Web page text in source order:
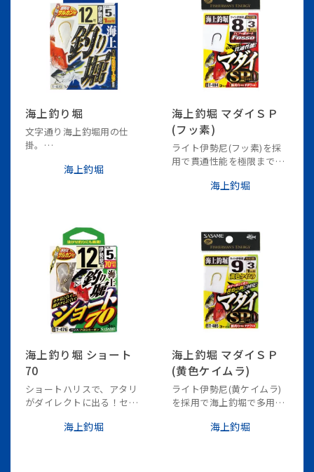
海上釣り堀
文字通り海上釣堀用の仕
掛。
海上釣堀
海上釣堀 マダイＳＰ
(フッ素)
ライト伊勢尼(フッ素)を採
用で貫通性能を極限まで向
チチワ仕様で自然に馴染
使える仕様となっておりま
海上釣堀
海上釣り堀 ショート
70
ショートハリスで、アタリ
がダイレクトに出る！セッ
海上釣堀
海上釣堀 マダイＳＰ
(黄色ケイムラ)
ライト伊勢尼(黄ケイムラ)
を採用で海上釣堀で多用さ
チチワ仕様で自然に馴染
海上釣堀